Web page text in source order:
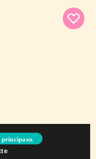
principaux